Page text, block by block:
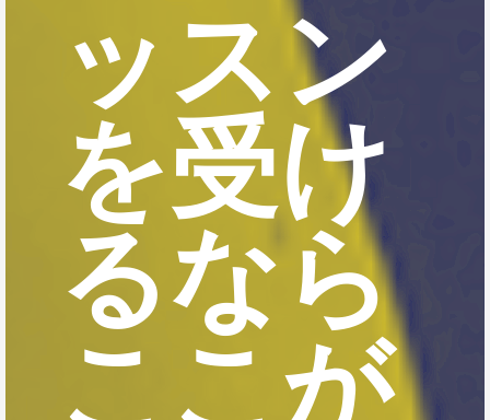
ッスン
を受け
るなら
ここが